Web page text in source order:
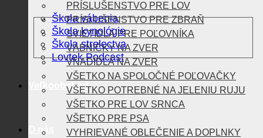
Škola vábenia
Škola kynológie
Škola strelectva
Lovtek Podcast
Veľkoobchod
O nás
PRÍSLUŠENSTVO PRE LOV
PRÍSLUŠENSTVO PRE ZBRAŇ
SVIETIDLÁ PRE POĽOVNÍKA
VÁBNIČKY NA ZVER
VNADIDLÁ NA ZVER
VŠETKO NA SPOLOČNÉ POĽOVAČKY
VŠETKO POTREBNÉ NA JELENIU RUJU
VŠETKO PRE LOV SRNCA
VŠETKO PRE PSA
VYHRIEVANÉ OBLEČENIE A DOPLNKY